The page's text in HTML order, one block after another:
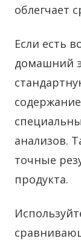
облегчает
Если есть
домашний
анализов.
точные
продукта.